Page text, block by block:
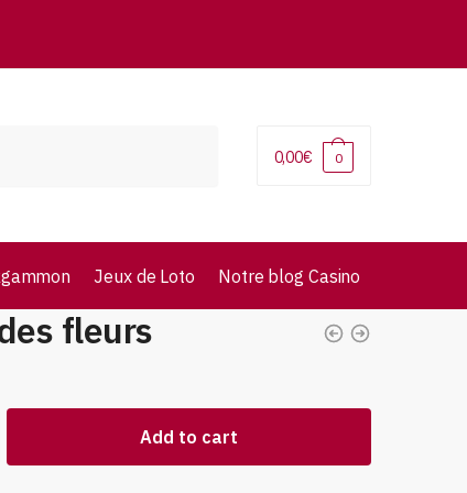
0,00€ 0
Jeux de Loto Notre blog Casino
fleurs
Add to cart